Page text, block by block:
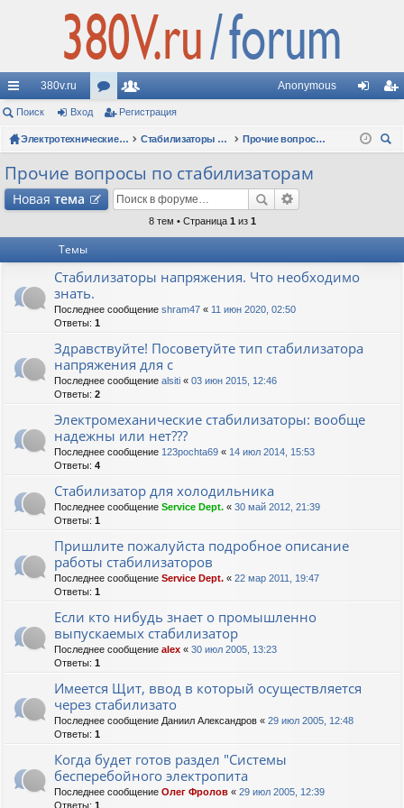
с
ы
лк
380v.ru
ор
ум
ол
ьз
ат
Anonymous
д ис
Поиск Вход Регистрация
Электротехнические форумы Стабилизаторы напряжения
Прочие вопросы по стабилизаторам
Прочие вопросы по стабилизаторам
Новая тема
8 тем • Страница 1 из 1
Темы
Стабилизаторы напряжения. Что необходимо
знать.
Последнее сообщение shram47 « 11 июн 2020, 02:50
Ответы: 1
Здравствуйте! Посоветуйте тип стабилизатора
напряжения для с
Последнее сообщение alsiti « 03 июн 2015, 12:46
Ответы: 2
Электромеханические стабилизаторы: вообще
надежны или нет???
Последнее сообщение 123pochta69 « 14 июл 2014, 15:53
Ответы: 4
Стабилизатор для холодильника
Последнее сообщение Service Dept. « 30 май 2012, 21:39
Ответы: 1
Пришлите пожалуйста подробное описание
работы стабилизаторов
Последнее сообщение Service Dept. « 22 мар 2011, 19:47
Ответы: 1
Если кто нибудь знает о промышленно
выпускаемых стабилизатор
Последнее сообщение alex « 30 июл 2005, 13:23
Ответы: 1
Имеется Щит, ввод в который осуществляется
через стабилизато
Последнее сообщение Даниил Александров « 29 июл 2005, 12:48
Ответы: 1
Когда будет готов раздел "Системы
бесперебойного электропита
Последнее сообщение Олег Фролов « 29 июл 2005, 12:39
Ответы: 1